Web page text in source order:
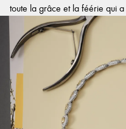
toute la grâce et la féérie qui